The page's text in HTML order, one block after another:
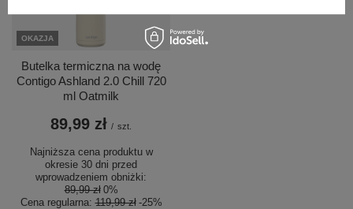
OKAZJA
Butelka termiczna na wodę
Contigo Ashland 2.0 Chill 720
ml Oatmilk
89,99 zł / szt.
Najniższa cena produktu w
okresie 30 dni przed
wprowadzeniem obniżki:
89,99 zł 0%
Cena regularna:119,99 zł -25%